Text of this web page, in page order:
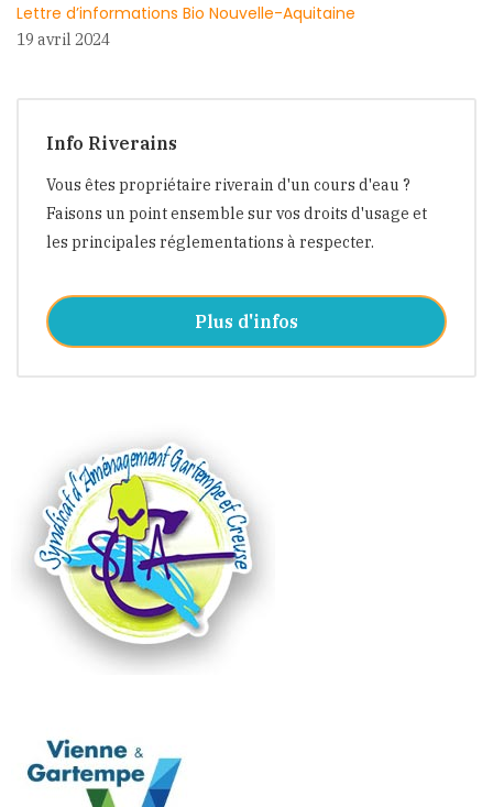
Lettre d’informations Bio Nouvelle-Aquitaine
19 avril 2024
Info Riverains
Vous êtes propriétaire riverain d'un cours d'eau ?
Faisons un point ensemble sur vos droits d'usage et
les principales réglementations à respecter.
Plus d'infos